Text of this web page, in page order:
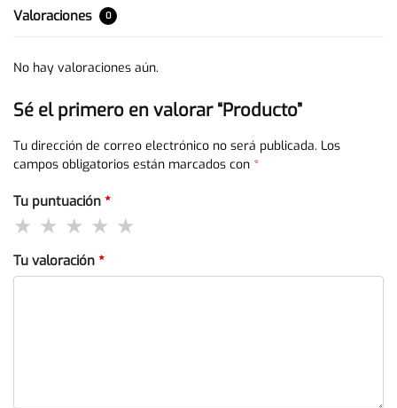
Valoraciones 0
No hay valoraciones aún.
Sé el primero en valorar “Producto”
Tu dirección de correo electrónico no será publicada. Los
campos obligatorios están marcados con *
Tu puntuación *
Tu valoración *